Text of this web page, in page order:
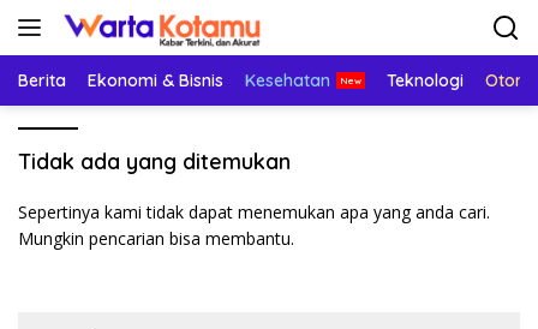
Langsung
Berita Ekonomi & Bisnis Kesehatan Teknologi
Tidak ada yang ditemukan
Sepertinya kami tidak dapat menemukan apa yang anda cari.
Mungkin pencarian bisa membantu.